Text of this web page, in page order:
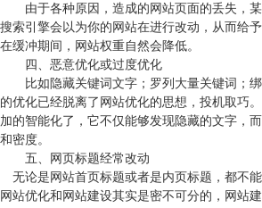
由于各种原因，造成的网站页面的丢失，某
搜索引擎会以为你的网站在进行改动，从而给
在缓冲期间，网站权重自然会降低。
四、恶意优化或过度优化
比如隐藏关键词文字；罗列大量关键词；绑
的优化已经脱离了网站优化的思想，投机取巧
加的智能化了，它不仅能够发现隐藏的文字，
和密度。
五、网页标题经常改动
无论是网站首页标题或者是内页标题，都不能
网站优化和网站建设其实是密不可分的，网站